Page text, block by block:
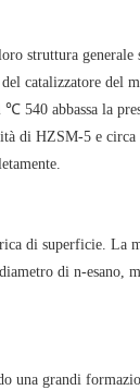
struttura
catalizzatore del
540 abbassa la
di HZSM-5 e circa
di superficie. La
di n-esano,
grandi